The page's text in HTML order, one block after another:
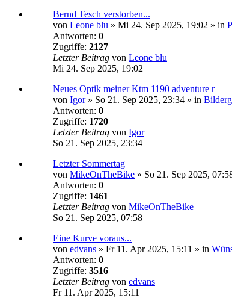
Bernd Tesch verstorben...
von Leone blu » Mi 24. Sep 2025, 19:02 » in
Antworten: 0
Zugriffe: 2127
Letzter Beitrag von Leone blu
Mi 24. Sep 2025, 19:02
Neues Optik meiner Ktm 1190 adventure r
von Igor» So 21. Sep 2025, 23:34 » in
Antworten: 0
Zugriffe: 1720
Letzter Beitrag von Igor
So 21. Sep 2025, 23:34
Letzter Sommertag
von MikeOnTheBike » So 21. Sep 2025,
Antworten: 0
Zugriffe: 1461
Letzter Beitrag von MikeOnTheBike
So 21. Sep 2025, 07:58
Eine Kurve voraus...
von edvans » Fr 11. Apr 2025, 15:11 » in
Antworten: 0
Zugriffe: 3516
Letzter Beitrag von edvans
Fr 11. Apr 2025, 15:11